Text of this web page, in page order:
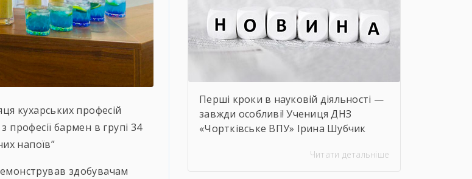
кухарських професій
бармен в групі 34
напоїв”
здобувачам
безсмертний […]
Перші кроки в науковій діяльності —
завжди особливі! Учениця ДНЗ
«Чортківське ВПУ» Ірина Шубчик
захисту науково-дослідницьких робіт
Читати детальніше